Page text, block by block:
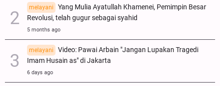
melayani
Yang Mulia Ayatullah Khamenei, Pemimpin Besar
Revolusi, telah gugur sebagai syahid
5 months ago
melayani
Video: Pawai Arbain "Jangan Lupakan Tragedi
Imam Husain as" di Jakarta
6 days ago